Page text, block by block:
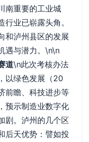
南重要的工业城
业已崭露头角。
和泸州县区的发展
遇与潜力。\n\n
道\n此次考核办法
以绿色发展（20
前瞻、科技进步等
预示制造业数字化
剧。泸州的几个区
后天优势：譬如投